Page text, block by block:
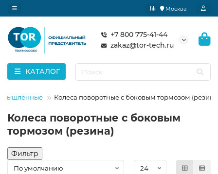
Москва
+7 800 775-41-44
zakaz@tor-tech.ru
КАТАЛОГ
Колеса поворотные c боковым тормозом
Колеса поворотные c боковым
тормозом (резина)
Фильтр